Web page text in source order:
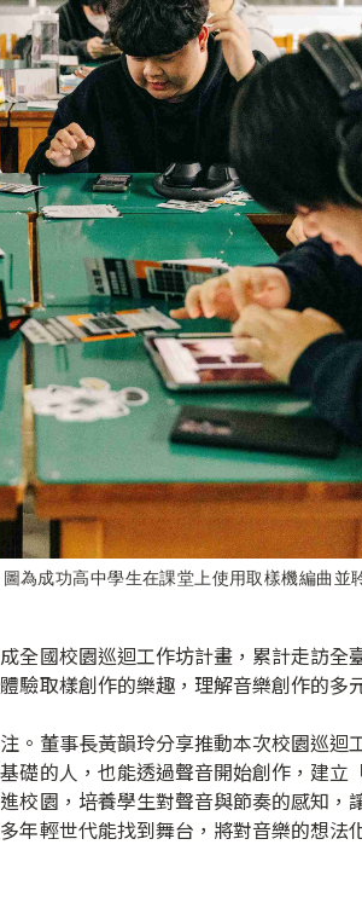
為成功高中學生在課堂上使用取樣機編曲並
全國校園巡迴工作坊計畫，累計走訪全
驗取樣創作的樂趣，理解音樂創作的多
。董事長黃韻玲分享推動本次校園巡迴
的人，也能透過聲音開始創作，建立
園，培養學生對聲音與節奏的感知，
年輕世代能找到舞台，將對音樂的想法